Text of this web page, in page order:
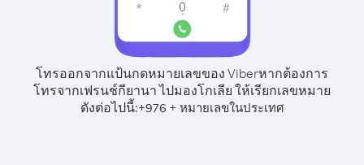
โทรออกจากแป้นกดหมายเลขของ Viberหากต้องการ
โทรจากเฟรนช์กียานา ไปมองโกเลีย ให้เรียกเลขหมาย
ดังต่อไปนี้:+976 + หมายเลขในประเทศ